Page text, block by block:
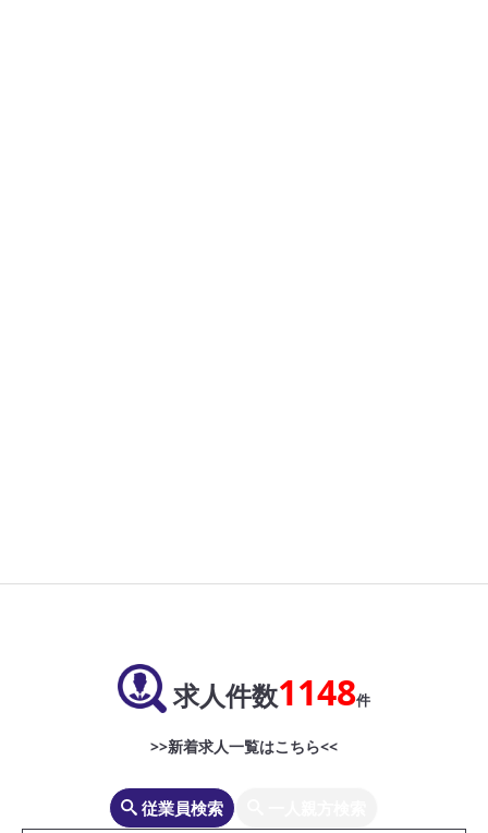
求人件数1148件
>>新着求人一覧はこちら<<
従業員検索